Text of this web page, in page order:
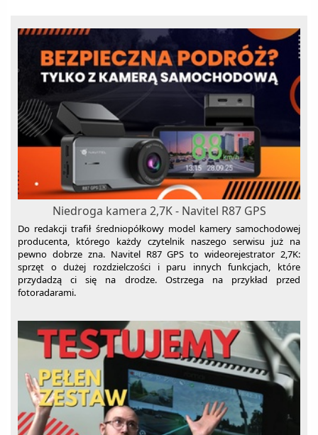
Niedroga kamera 2,7K - Navitel R87 GPS
Do redakcji trafił średniopółkowy model kamery samochodowej
producenta, którego każdy czytelnik naszego serwisu już na
pewno dobrze zna. Navitel R87 GPS to wideorejestrator 2,7K:
sprzęt o dużej rozdzielczości i paru innych funkcjach, które
przydadzą ci się na drodze. Ostrzega na przykład przed
fotoradarami.